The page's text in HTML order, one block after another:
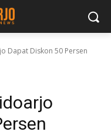
Dapat Diskon 50 Persen